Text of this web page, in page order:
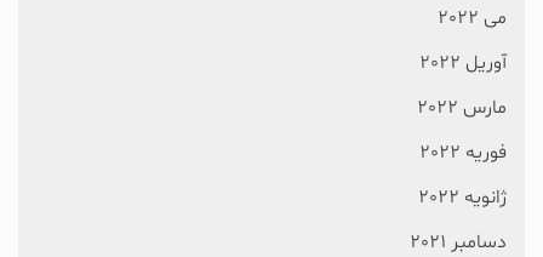
می 2022
آوریل 2022
مارس 2022
فوریه 2022
ژانویه 2022
دسامبر 2021